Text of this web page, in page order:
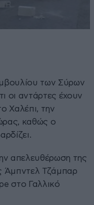
των Σύρων
οι αντάρτες έχουν
Χαλέπι, την
καθώς ο
απελευθέρωση της
Άμπντελ Τζάμπαρ
στο Γαλλικό